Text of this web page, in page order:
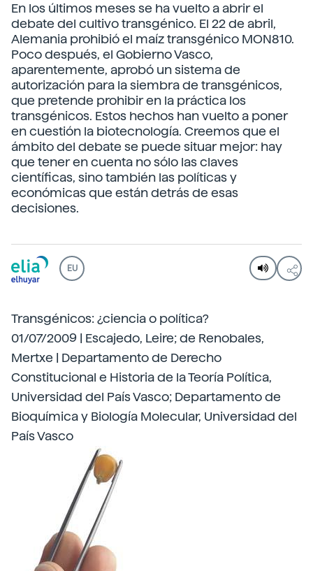
En los últimos meses se ha vuelto a abrir el
debate del cultivo transgénico. El 22 de abril,
Alemania prohibió el maíz transgénico MON810.
Poco después, el Gobierno Vasco,
aparentemente, aprobó un sistema de
autorización para la siembra de transgénicos,
que pretende prohibir en la práctica los
transgénicos. Estos hechos han vuelto a poner
en cuestión la biotecnología. Creemos que el
ámbito del debate se puede situar mejor: hay
que tener en cuenta no sólo las claves
científicas, sino también las políticas y
económicas que están detrás de esas
decisiones.
EU
Transgénicos: ¿ciencia o política?
01/07/2009 | Escajedo, Leire; de Renobales,
Mertxe | Departamento de Derecho
Constitucional e Historia de la Teoría Política,
Universidad del País Vasco; Departamento de
Bioquímica y Biología Molecular, Universidad del
País Vasco